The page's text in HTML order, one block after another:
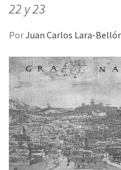
22 y 23
PorJuan Carlos Lara-